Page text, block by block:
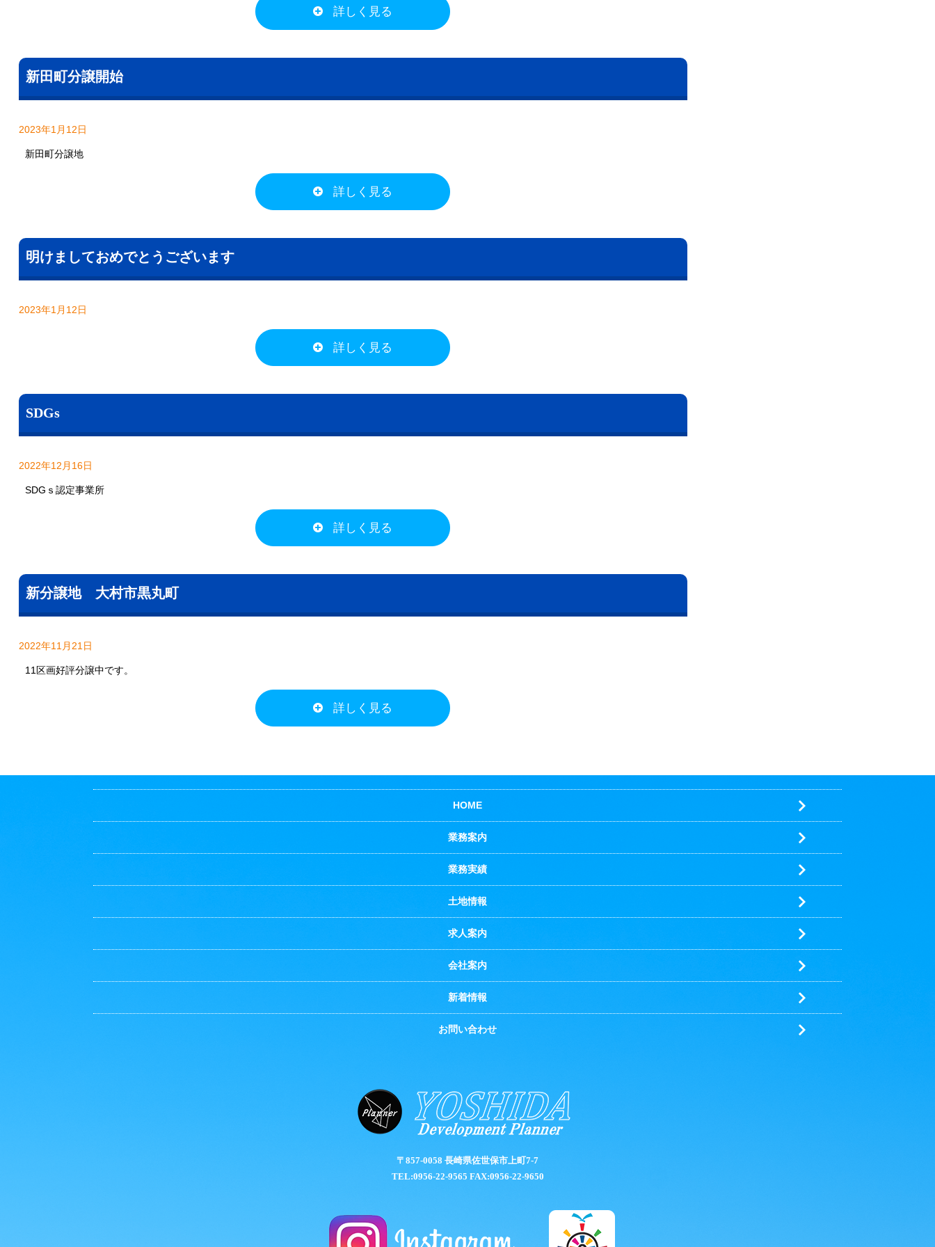
詳しく見る
新田町分譲開始
2023年1月12日
新田町分譲地
詳しく見る
明けましておめでとうございます
2023年1月12日
詳しく見る
SDGs
2022年12月16日
SDGｓ認定事業所
詳しく見る
新分譲地 大村市黒丸町
2022年11月21日
11区画好評分譲中です。
詳しく見る
HOME
業務案内
業務実績
土地情報
求人案内
会社案内
新着情報
お問い合わせ
〒857-0058 長崎県佐世保市上町7-7
TEL:0956-22-9565 FAX:0956-22-9650